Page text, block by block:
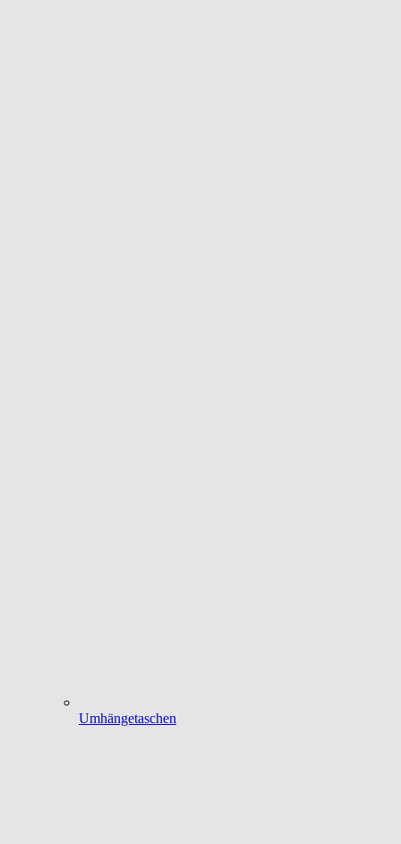
Umhängetaschen